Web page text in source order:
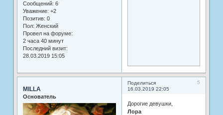
Сообщений: 6
Уважение: +2
Позитив: 0
Пол: Женский
Провел на форуме:
2 часа 40 минут
Последний визит:
28.03.2019 15:05
Поделиться
5
16.03.2019 22:05
MILLA
Основатель
Дорогие девушки,
Лора